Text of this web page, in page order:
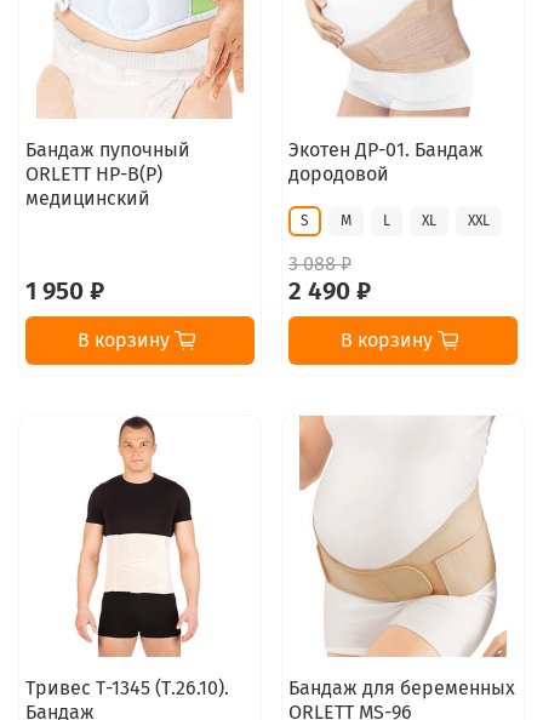
Бандаж пупочный
ORLETT HP-B(P)
медицинский
1 950 ₽
В корзину
Экотен ДР-01. Бандаж
дородовой
S M L XL XXL
3 088 ₽
2 490 ₽
В корзину
Тривес Т-1345 (Т.26.10).
Бандаж
Бандаж для беременных
ORLETT MS-96